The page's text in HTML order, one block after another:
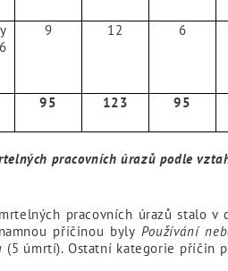
9 12 6
95 123 95
pracovních úrazů podle
pracovních úrazů stalo v
příčinou byly Používání
(5 úmrtí). Ostatní kategorie příčin